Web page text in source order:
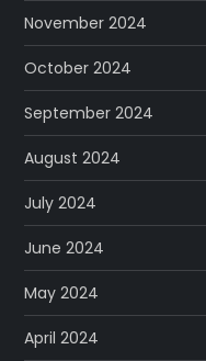
November 2024
October 2024
September 2024
August 2024
July 2024
June 2024
May 2024
April 2024